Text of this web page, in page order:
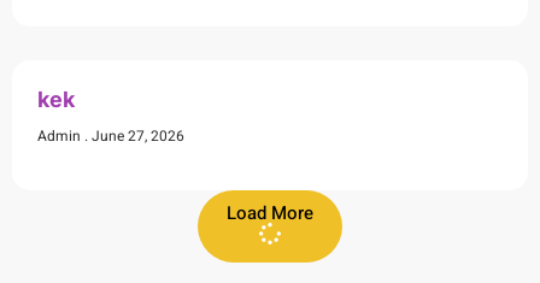
kek
Admin June 27, 2026
Load More